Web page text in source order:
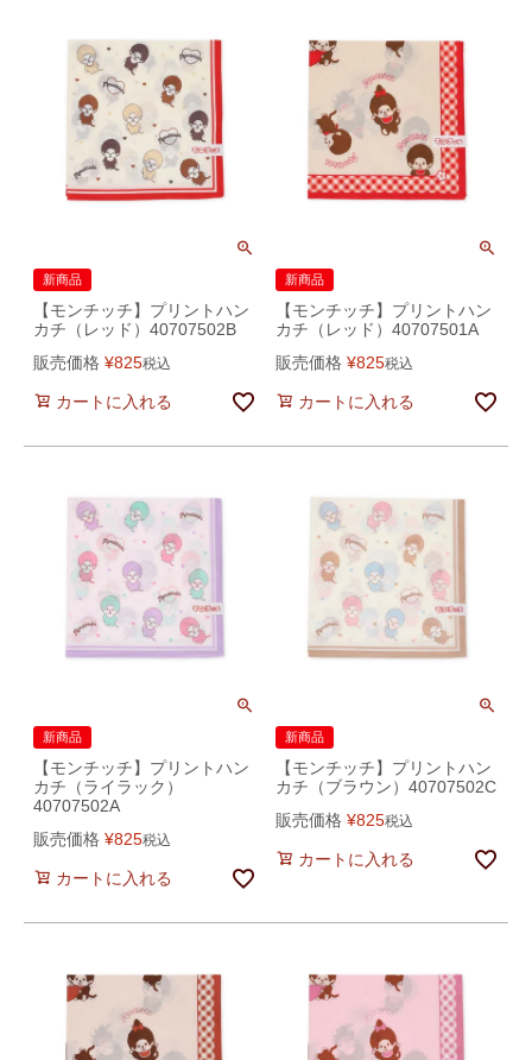
新商品
【モンチッチ】プリントハン
カチ（レッド）40707502B
販売価格 ¥825税込
カートに入れる
新商品
【モンチッチ】プリントハン
カチ（レッド）40707501A
販売価格 ¥825税込
カートに入れる
新商品
【モンチッチ】プリントハン
カチ（ライラック）
40707502A
販売価格 ¥825税込
カートに入れる
新商品
【モンチッチ】プリントハン
カチ（ブラウン）40707502C
販売価格 ¥825税込
カートに入れる